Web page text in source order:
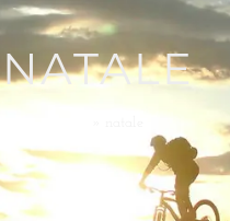
NATALE